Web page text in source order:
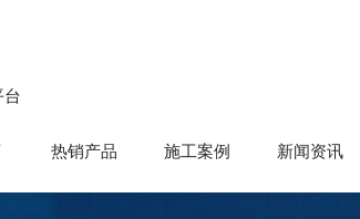
台
热销产品 施工案例 新闻资讯